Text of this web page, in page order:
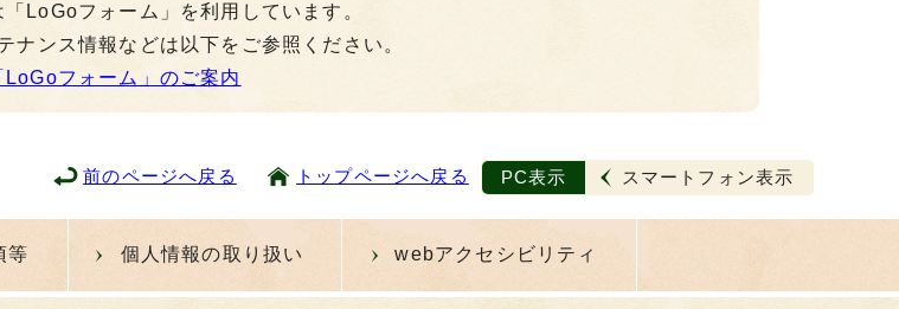
LoGoフォーム」を利用しています。
ナンス情報などは以下をご参照ください。
フォーム」のご案内
前のページへ戻る トップページへ戻る PC表示 スマートフォン表示
等 個人情報の取り扱い webアクセシビリティ